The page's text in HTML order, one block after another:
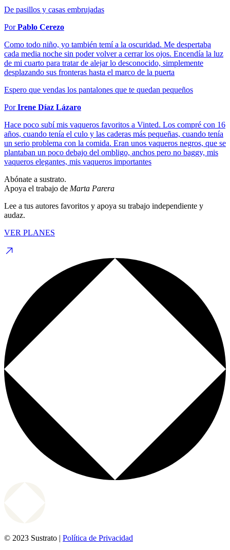
De pasillos y casas embrujadas
PorPablo Cerezo
Como todo niño, yo también temí a la oscuridad. Me despertaba
cada media noche sin poder volver a cerrar los ojos. Encendía la luz
de mi cuarto para tratar de alejar lo desconocido, simplemente
desplazando sus fronteras hasta el marco de la puerta
Espero que vendas los pantalones que te quedan pequeños
PorIrene Díaz Lázaro
Hace poco subí mis vaqueros favoritos a Vinted. Los compré con 16
años, cuando tenía el culo y las caderas más pequeñas, cuando tenía
un serio problema con la comida. Eran unos vaqueros negros, que se
plantaban un poco debajo del ombligo, anchos pero no baggy, mis
vaqueros elegantes, mis vaqueros importantes
Abónate a sustrato.
Apoya el trabajo de Marta Parera
Lee a tus autores favoritos y apoya su trabajo independiente y
audaz.
VER PLANES
© 2023 Sustrato | Política de Privacidad